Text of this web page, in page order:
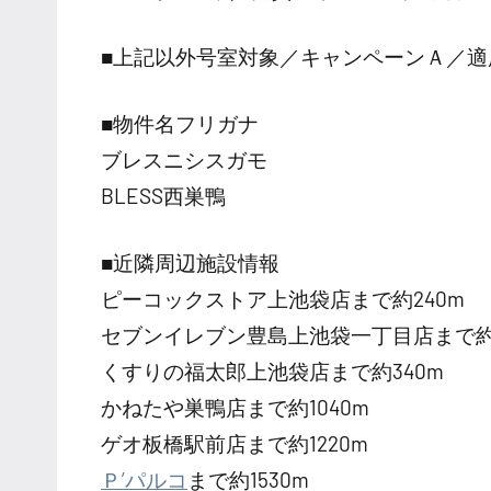
■上記以外号室対象／キャンペーンＡ／
■物件名フリガナ
ブレスニシスガモ
BLESS西巣鴨
■近隣周辺施設情報
ピーコックストア上池袋店まで約240m
セブンイレブン豊島上池袋一丁目店まで
くすりの福太郎上池袋店まで約340m
かねたや巣鴨店まで約1040m
ゲオ板橋駅前店まで約1220m
Ｐ’パルコ まで約1530m